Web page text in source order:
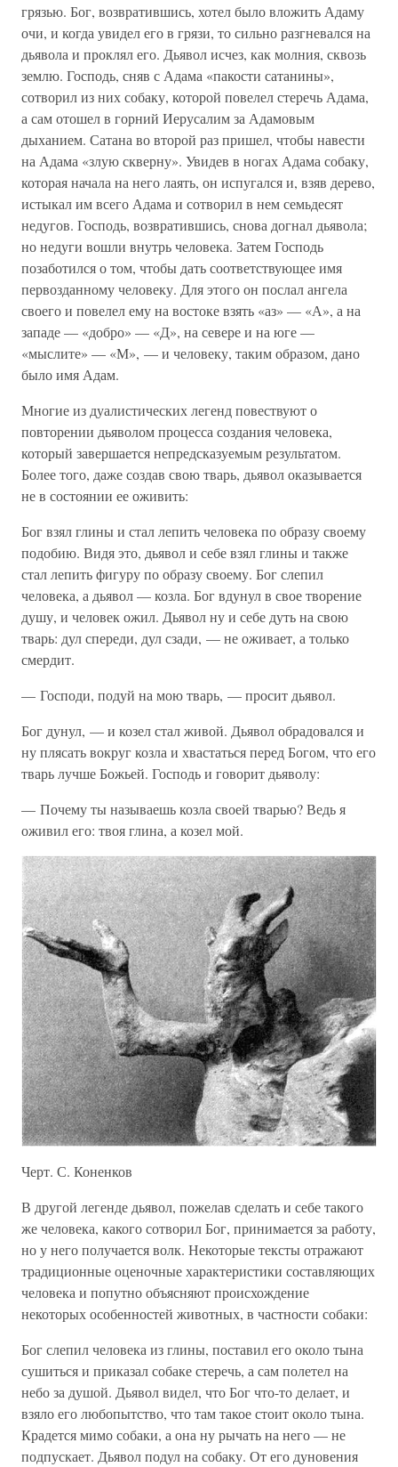
грязью. Бог, возвратившись, хотел было вложить Адаму
очи, и когда увидел его в грязи, то сильно разгневался на
дьявола и проклял его. Дьявол исчез, как молния, сквозь
землю. Господь, сняв с Адама «пакости сатанины»,
сотворил из них собаку, которой повелел стеречь Адама,
а сам отошел в горний Иерусалим за Адамовым
дыханием. Сатана во второй раз пришел, чтобы навести
на Адама «злую скверну». Увидев в ногах Адама собаку,
которая начала на него лаять, он испугался и, взяв дерево,
истыкал им всего Адама и сотворил в нем семьдесят
недугов. Господь, возвратившись, снова догнал дьявола;
но недуги вошли внутрь человека. Затем Господь
позаботился о том, чтобы дать соответствующее имя
первозданному человеку. Для этого он послал ангела
своего и повелел ему на востоке взять «аз» — «А», а на
западе — «добро» — «Д», на севере и на юге —
«мыслите» — «М», — и человеку, таким образом, дано
было имя Адам.
Многие из дуалистических легенд повествуют о
повторении дьяволом процесса создания человека,
который завершается непредсказуемым результатом.
Более того, даже создав свою тварь, дьявол оказывается
не в состоянии ее оживить:
Бог взял глины и стал лепить человека по образу своему
подобию. Видя это, дьявол и себе взял глины и также
стал лепить фигуру по образу своему. Бог слепил
человека, а дьявол — козла. Бог вдунул в свое творение
душу, и человек ожил. Дьявол ну и себе дуть на свою
тварь: дул спереди, дул сзади, — не оживает, а только
смердит.
— Господи, подуй на мою тварь, — просит дьявол.
Бог дунул, — и козел стал живой. Дьявол обрадовался и
ну плясать вокруг козла и хвастаться перед Богом, что его
тварь лучше Божьей. Господь и говорит дьяволу:
— Почему ты называешь козла своей тварью? Ведь я
оживил его: твоя глина, а козел мой.
Черт. С. Коненков
В другой легенде дьявол, пожелав сделать и себе такого
же человека, какого сотворил Бог, принимается за работу,
но у него получается волк. Некоторые тексты отражают
традиционные оценочные характеристики составляющих
человека и попутно объясняют происхождение
некоторых особенностей животных, в частности собаки:
Бог слепил человека из глины, поставил его около тына
сушиться и приказал собаке стеречь, а сам полетел на
небо за душой. Дьявол видел, что Бог что-то делает, и
взяло его любопытство, что там такое стоит около тына.
Крадется мимо собаки, а она ну рычать на него — не
подпускает. Дьявол подул на собаку. От его дуновения